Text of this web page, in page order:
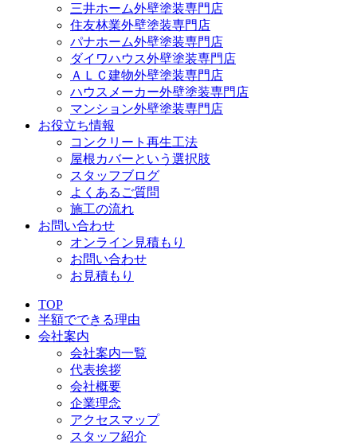
三井ホーム外壁塗装専門店
住友林業外壁塗装専門店
パナホーム外壁塗装専門店
ダイワハウス外壁塗装専門店
ＡＬＣ建物外壁塗装専門店
ハウスメーカー外壁塗装専門店
マンション外壁塗装専門店
お役立ち情報
コンクリート再生工法
屋根カバーという選択肢
スタッフブログ
よくあるご質問
施工の流れ
お問い合わせ
オンライン見積もり
お問い合わせ
お見積もり
TOP
半額でできる理由
会社案内
会社案内一覧
代表挨拶
会社概要
企業理念
アクセスマップ
スタッフ紹介